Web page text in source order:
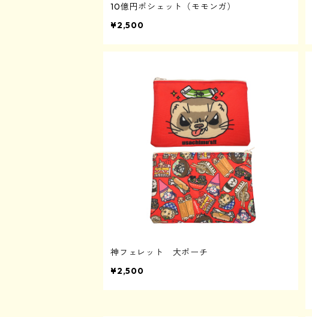
10億円ポシェット（モモンガ）
¥2,500
神フェレット 大ポーチ
¥2,500